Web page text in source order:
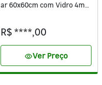
ar 60x60cm com Vidro 4mm
R$ ****,00
visibilityVer Preço